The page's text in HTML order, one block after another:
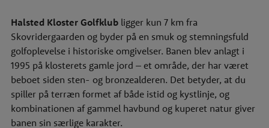
Halsted Kloster Golfklubligger kun 7 km fra
Skovridergaarden og byder på en smuk og stemningsfuld
golfoplevelse i historiske omgivelser. Banen blev anlagt i
1995 på klosterets gamle jord – et område, der har været
beboet siden sten- og bronzealderen. Det betyder, at du
spiller på terræn formet af både istid og kystlinje, og
kombinationen af gammel havbund og kuperet natur giver
banen sin særlige karakter.